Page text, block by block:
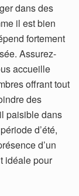
dans des
il est bien
fortement
Assurez-
accueille
offrant tout
des
paisible dans
d’été,
d’un
idéale pour